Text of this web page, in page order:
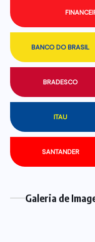
BANCO DO BRASIL
BRADESCO
ITAU
SANTANDER
Galeria de